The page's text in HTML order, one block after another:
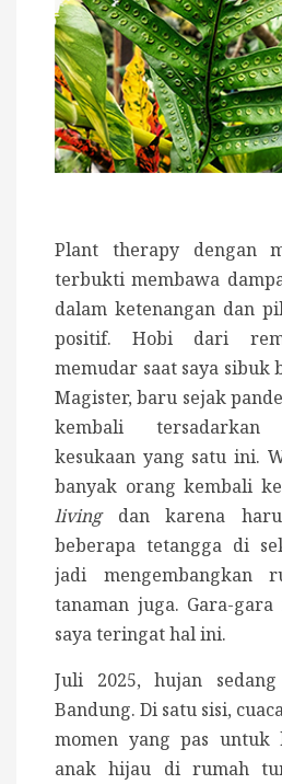
Plant therapy dengan
terbukti membawa
dalam ketenangan dan
positif. Hobi dari
memudar saat saya sibuk
Magister, baru sejak
kembali
kesukaan yang satu ini.
banyak orang kembali
livingdan karena
beberapa tetangga di
jadi mengembangkan
tanaman juga. Gara-
saya teringat hal ini.
Juli 2025, hujan
Bandung. Di satu sisi,
momen yang pas untuk
anak hijau di rumah